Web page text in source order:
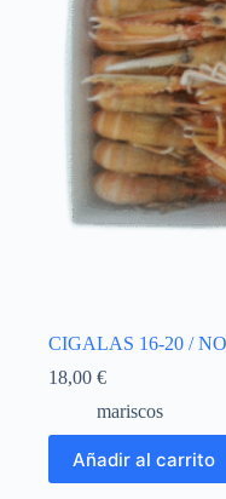
CIGALAS 16-20 /
18,00 €
mariscos
Añadir al carrito